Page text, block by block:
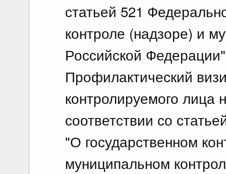
статьей 521
контроле (надзоре) и
Российской
Профилактический
контролируемого лица
соответствии со
"О государственном
муниципальном